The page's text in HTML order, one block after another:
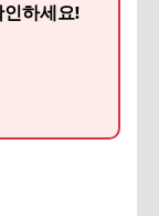
하세요!